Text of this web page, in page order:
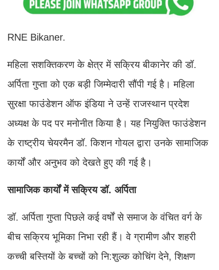
RNE Bikaner.
महिला सशक्तिकरण के क्षेत्र में सक्रिय बीकानेर की डॉ.
अर्पिता गुप्ता को एक बड़ी जिम्मेदारी सौंपी गई है। महिला
सुरक्षा फाउंडेशन ऑफ इंडिया ने उन्हें राजस्थान प्रदेश
अध्यक्ष के पद पर मनोनीत किया है। यह नियुक्ति फाउंडेशन
के राष्ट्रीय चेयरमैन डॉ. किशन गोयल द्वारा उनके सामाजिक
कार्यों और अनुभव को देखते हुए की गई है।
सामाजिक कार्यों में सक्रिय डॉ. अर्पिता
डॉ. अर्पिता गुप्ता पिछले कई वर्षों से समाज के वंचित वर्ग के
बीच सक्रिय भूमिका निभा रही हैं। वे ग्रामीण और शहरी
कच्ची बस्तियों के बच्चों को नि:शुल्क कोचिंग देने, शिक्षण